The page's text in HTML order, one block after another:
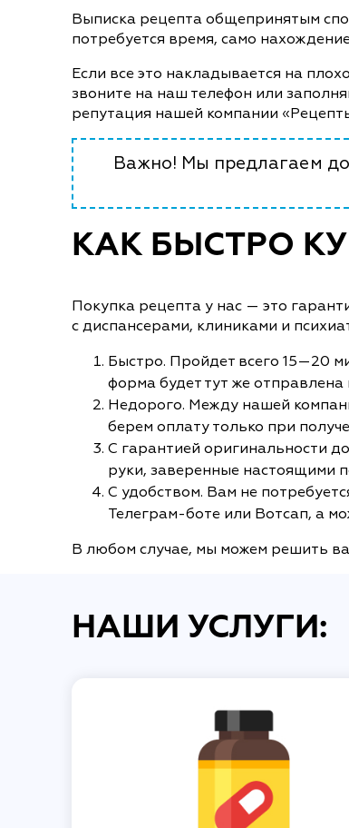
Выписка рецепта общепринятым
потребуется время, само
Если все это накладывается на
звоните на наш телефон или
репутация нашей компании
Важно! Мы предлагаем
КАК БЫСТРО
Покупка рецепта у нас — это
с диспансерами, клиниками и
Быстро. Пройдет всего 15—20
форма будет тут же
Недорого. Между нашей
берем оплату только при
С гарантией оригинальности
руки, заверенные настоящими
С удобством. Вам не
Телеграм-боте или Вотсап, а
В любом случае, мы можем решить
НАШИ УСЛУГИ: